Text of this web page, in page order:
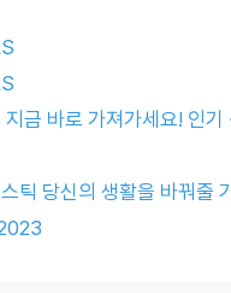
지금 바로 가져가세요! 인기
틱 당신의 생활을 바꿔줄